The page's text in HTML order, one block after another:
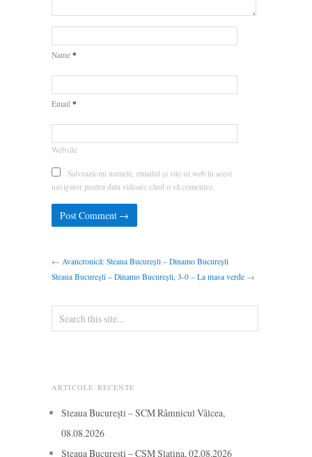
Name *
Email *
Website
Salvează-mi numele, emailul și site-ul web în acest
navigator pentru data viitoare când o să comentez.
← Avancronică: Steaua București – Dinamo București
Steaua București – Dinamo București, 3-0 – La masa verde →
ARTICOLE RECENTE
Steaua București – SCM Râmnicul Vâlcea,
08.08.2026
Steaua București – CSM Slatina, 02.08.2026